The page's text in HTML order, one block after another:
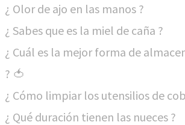
¿ Olor de ajo en las manos ?
¿ Sabes que es la miel de caña ?
¿ Cuál es la mejor forma de
? 🍅
¿ Cómo limpiar los utensilios de
¿ Qué duración tienen las nueces ?